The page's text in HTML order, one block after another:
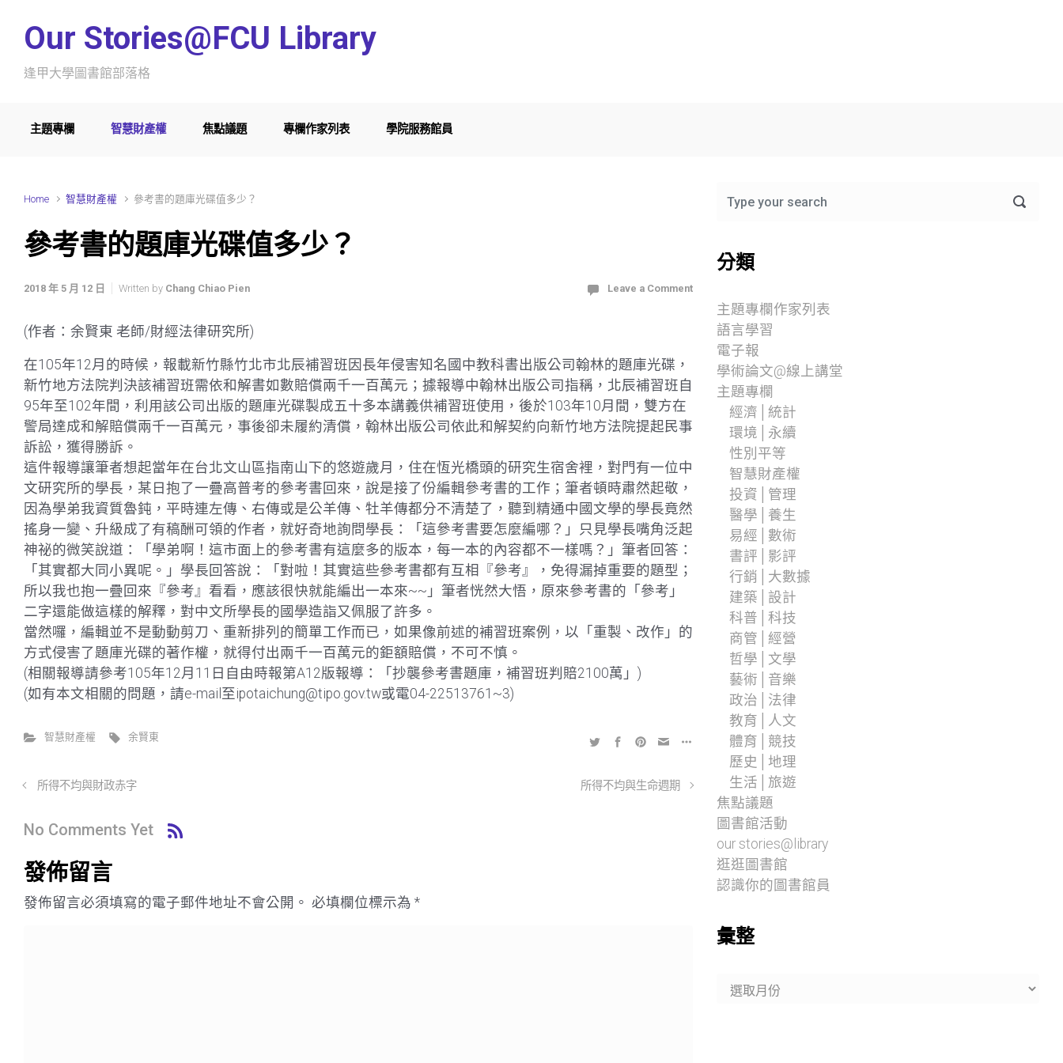
Our Stories@FCU Library
逢甲大學圖書館部落格
主題專欄 智慧財產權 焦點議題 專欄作家列表 學院服務館員
Home 智慧財產權 參考書的題庫光碟值多少？
參考書的題庫光碟值多少？
2018 年 5 月 12 日 Written by Chang Chiao Pien Leave a Comment
(作者：余賢東 老師/財經法律研究所)
在105年12月的時候，報載新竹縣竹北市北辰補習班因長年侵害知名國中教科書出版公司翰林的題庫光碟，
新竹地方法院判決該補習班需依和解書如數賠償兩千一百萬元；據報導中翰林出版公司指稱，北辰補習班自
95年至102年間，利用該公司出版的題庫光碟製成五十多本講義供補習班使用，後於103年10月間，雙方在
警局達成和解賠償兩千一百萬元，事後卻未履約清償，翰林出版公司依此和解契約向新竹地方法院提起民事
訴訟，獲得勝訴。
這件報導讓筆者想起當年在台北文山區指南山下的悠遊歲月，住在恆光橋頭的研究生宿舍裡，對門有一位中
文研究所的學長，某日抱了一疊高普考的參考書回來，說是接了份編輯參考書的工作；筆者頓時肅然起敬，
因為學弟我資質魯鈍，平時連左傳、右傳或是公羊傳、牡羊傳都分不清楚了，聽到精通中國文學的學長竟然
搖身一變、升級成了有稿酬可領的作者，就好奇地詢問學長：「這參考書要怎麼編哪？」只見學長嘴角泛起
神祕的微笑說道：「學弟啊！這市面上的參考書有這麼多的版本，每一本的內容都不一樣嗎？」筆者回答：
「其實都大同小異呢。」學長回答說：「對啦！其實這些參考書都有互相『參考』，免得漏掉重要的題型；
所以我也抱一疊回來『參考』看看，應該很快就能編出一本來~~」筆者恍然大悟，原來參考書的「參考」
二字還能做這樣的解釋，對中文所學長的國學造詣又佩服了許多。
當然囉，編輯並不是動動剪刀、重新排列的簡單工作而已，如果像前述的補習班案例，以「重製、改作」的
方式侵害了題庫光碟的著作權，就得付出兩千一百萬元的鉅額賠償，不可不慎。
(相關報導請參考105年12月11日自由時報第A12版報導：「抄襲參考書題庫，補習班判賠2100萬」)
(如有本文相關的問題，請e-mail至ipotaichung@tipo.gov.tw或電04-22513761~3)
智慧財產權 余賢東
所得不均與財政赤字 所得不均與生命週期
No Comments Yet
發佈留言
發佈留言必須填寫的電子郵件地址不會公開。 必填欄位標示為 *
分類
主題專欄作家列表
語言學習
電子報
學術論文@線上講堂
主題專欄
經濟│統計
環境│永續
性別平等
智慧財產權
投資│管理
醫學│養生
易經│數術
書評│影評
行銷│大數據
建築│設計
科普│科技
商管│經營
哲學│文學
藝術│音樂
政治│法律
教育│人文
體育│競技
歷史│地理
生活│旅遊
焦點議題
圖書館活動
our stories@library
逛逛圖書館
認識你的圖書館員
彙整